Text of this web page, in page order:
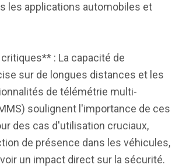
les applications automobiles et
: La capacité de
sur de longues distances et les
de télémétrie multi-
soulignent l'importance de ces
des cas d'utilisation cruciaux,
de présence dans les véhicules,
un impact direct sur la sécurité.